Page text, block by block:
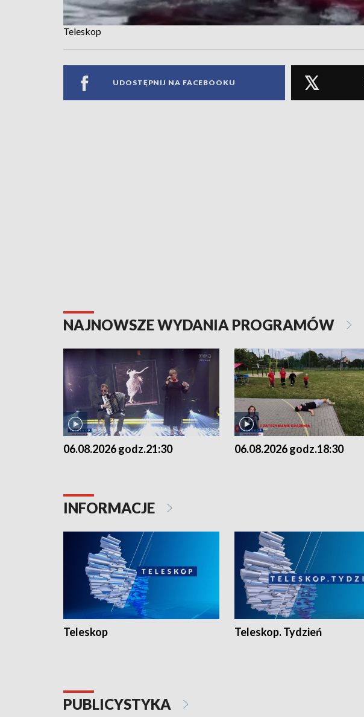
Teleskop
UDOSTĘPNIJ NA FACEBOOKU
NAJNOWSZE WYDANIA PROGRAMÓW
06.08.2026 godz.21:30 06.08.2026 godz.18:30
INFORMACJE
Teleskop Teleskop. Tydzień
PUBLICYSTYKA